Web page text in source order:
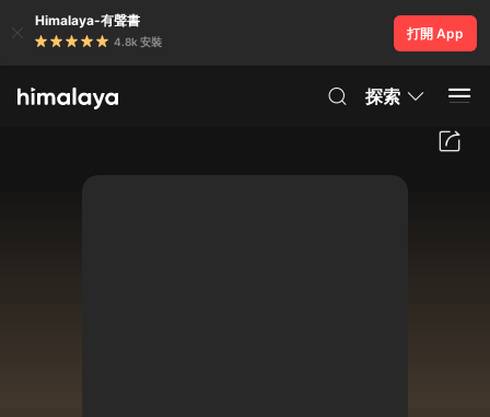
Himalaya-有聲書
4.8k 安裝
打開 App
探索